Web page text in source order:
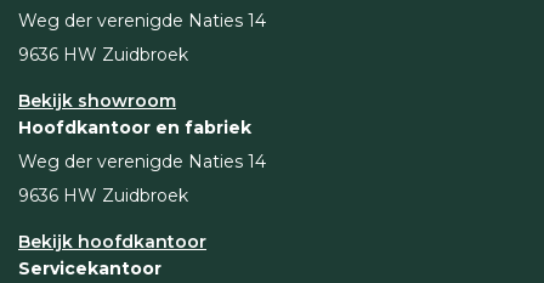
Weg der verenigde Naties 14
9636 HW Zuidbroek
Bekijk showroom
Hoofdkantoor en fabriek
Weg der verenigde Naties 14
9636 HW Zuidbroek
Bekijk hoofdkantoor
Servicekantoor